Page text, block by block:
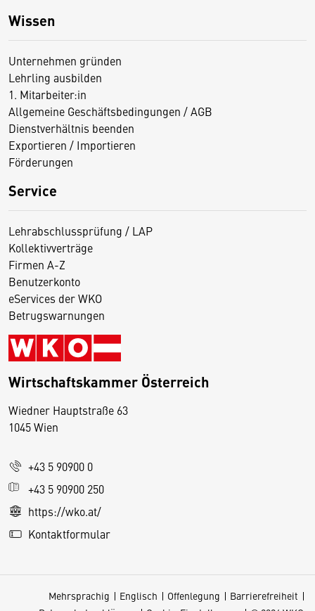
Wissen
Unternehmen gründen
Lehrling ausbilden
1. Mitarbeiter:in
Allgemeine Geschäftsbedingungen / AGB
Dienstverhältnis beenden
Exportieren / Importieren
Förderungen
Service
Lehrabschlussprüfung / LAP
Kollektivverträge
Firmen A-Z
Benutzerkonto
eServices der WKO
Betrugswarnungen
Wirtschaftskammer Österreich
Wiedner Hauptstraße 63
1045 Wien
+43 5 90900 0
+43 5 90900 250
https://wko.at/
Kontaktformular
Mehrsprachig Englisch Offenlegung
Barrierefreiheit
D
s
e
S
e